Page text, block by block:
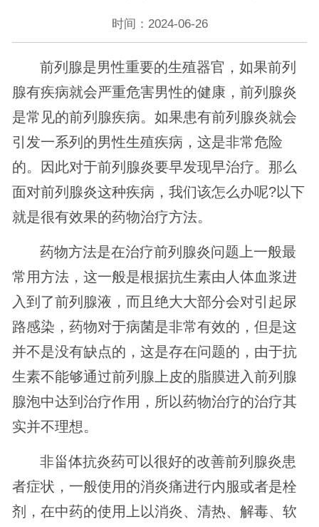
时间：2024-06-26
前列腺是男性重要的生殖器官，如果前列
腺有疾病就会严重危害男性的健康，前列腺炎
是常见的前列腺疾病。如果患有前列腺炎就会
引发一系列的男性生殖疾病，这是非常危险
的。因此对于前列腺炎要早发现早治疗。那么
面对前列腺炎这种疾病，我们该怎么办呢?以下
就是很有效果的药物治疗方法。
药物方法是在治疗前列腺炎问题上一般最
常用方法，这一般是根据抗生素由人体血浆进
入到了前列腺液，而且绝大大部分会对引起尿
路感染，药物对于病菌是非常有效的，但是这
并不是没有缺点的，这是存在问题的，由于抗
生素不能够通过前列腺上皮的脂膜进入前列腺
腺泡中达到治疗作用，所以药物治疗的治疗其
实并不理想。
非甾体抗炎药可以很好的改善前列腺炎患
者症状，一般使用的消炎痛进行内服或者是栓
剂，在中药的使用上以消炎、清热、解毒、软